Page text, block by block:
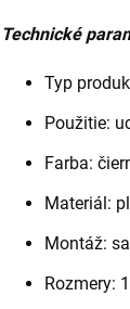
Technické
Typ
Použitie:
Farba:
Materiál:
Montáž:
Rozmery: